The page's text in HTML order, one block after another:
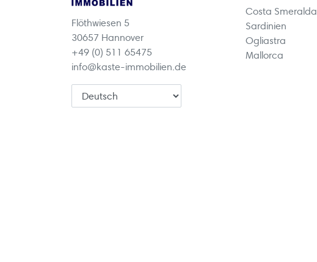
Flöthwiesen 5
30657 Hannover
+49 (0) 511 65475
info@kaste-immobilien.de
Costa Smeralda
Sardinien
Ogliastra
Mallorca